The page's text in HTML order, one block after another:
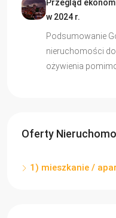
Przegląd
w 2024 r.
Podsumowanie
nieruchomości
ożywienia
Oferty
1) mieszkanie /